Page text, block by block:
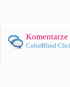
Komentarze
ColorBlind